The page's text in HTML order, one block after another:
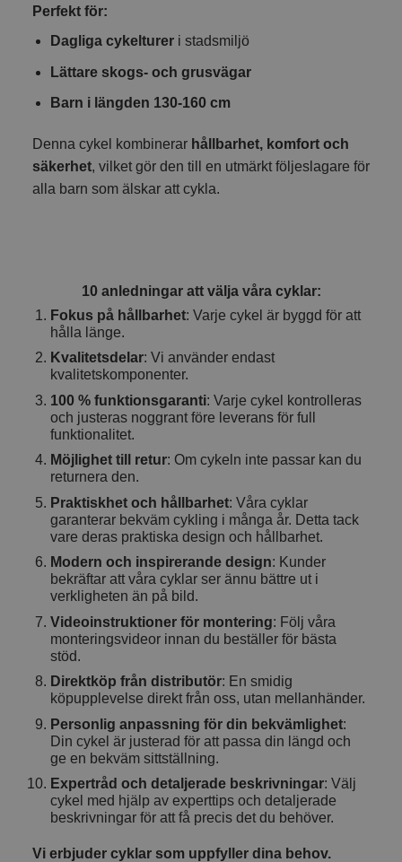
Perfekt för:
Dagliga cykelturer i stadsmiljö
Lättare skogs- och grusvägar
Barn i längden 130-160 cm
Denna cykel kombinerar hållbarhet, komfort och
säkerhet, vilket gör den till en utmärkt följeslagare för
alla barn som älskar att cykla.
10 anledningar att välja våra cyklar:
Fokus på hållbarhet: Varje cykel är byggd för att
hålla länge.
Kvalitetsdelar: Vi använder endast
kvalitetskomponenter.
100 % funktionsgaranti: Varje cykel kontrolleras
och justeras noggrant före leverans för full
funktionalitet.
Möjlighet till retur: Om cykeln inte passar kan du
returnera den.
Praktiskhet och hållbarhet: Våra cyklar
garanterar bekväm cykling i många år. Detta tack
vare deras praktiska design och hållbarhet.
Modern och inspirerande design: Kunder
bekräftar att våra cyklar ser ännu bättre ut i
verkligheten än på bild.
Videoinstruktioner för montering: Följ våra
monteringsvideor innan du beställer för bästa
stöd.
Direktköp från distributör: En smidig
köpupplevelse direkt från oss, utan mellanhänder.
Personlig anpassning för din bekvämlighet:
Din cykel är justerad för att passa din längd och
ge en bekväm sittställning.
Expertråd och detaljerade beskrivningar: Välj
cykel med hjälp av experttips och detaljerade
beskrivningar för att få precis det du behöver.
Vi erbjuder cyklar som uppfyller dina behov.